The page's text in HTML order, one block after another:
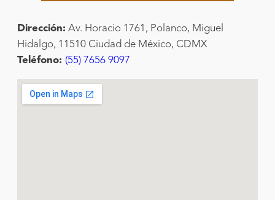
Dirección: Av. Horacio 1761, Polanco, Miguel
Hidalgo, 11510 Ciudad de México, CDMX
Teléfono: (55) 7656 9097